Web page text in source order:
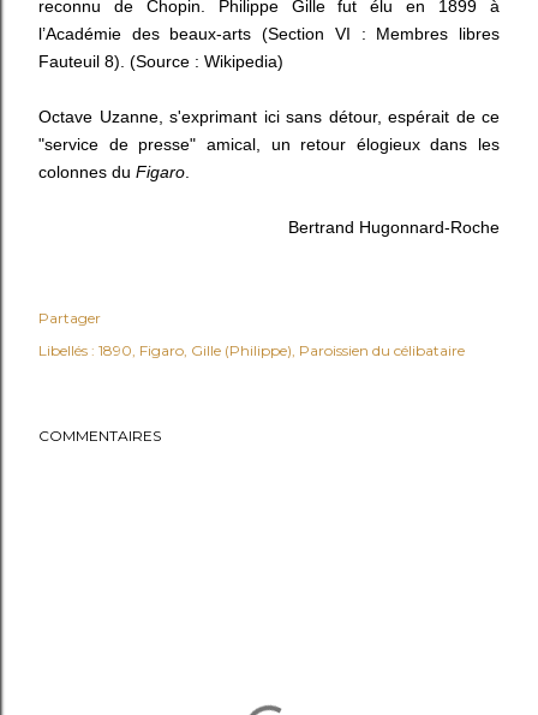
reconnu de Chopin. Philippe Gille fut élu en 1899 à
l’Académie des beaux-arts (Section VI : Membres libres
Fauteuil 8). (Source : Wikipedia)
Octave Uzanne, s'exprimant ici sans détour, espérait de ce
"service de presse" amical, un retour élogieux dans les
colonnes du Figaro
Bertrand Hugonnard-Roche
Partager
Libellés : 1890 Figaro Gille (Philippe) Paroissien du célibataire
COMMENTAIRES